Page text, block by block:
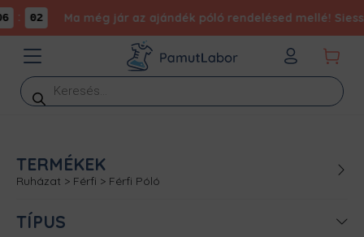
02 Ma még jár az ajándék póló rendelésed mellé!
Products
search
TERMÉKEK
Ruházat > Férfi > Férfi Póló
TÍPUS